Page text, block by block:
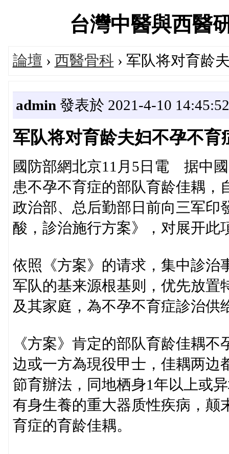
台灣中醫與西醫
論壇 › 西醫骨科 › 军队将对育龄
admin 發表於 2021-4-10 14:45:52
军队将对育龄夫妇不孕不育
國防部網北京11月5日電 据中
患不孕不育症的部队育龄佳耦，
政治部、总后勤部日前向三军印
酸，診治施行方案》，对展开此
依照《方案》的请求，集中診治
军队的基来源根基则，优先放置
及其家庭，為不孕不育症診治供
《方案》肯定的部队育龄佳耦
边或一方為現役甲士，佳耦两边
節育辦法，同地栖身1年以上或
有身生養的重大器质性疾病，颠
育症的育龄佳耦。